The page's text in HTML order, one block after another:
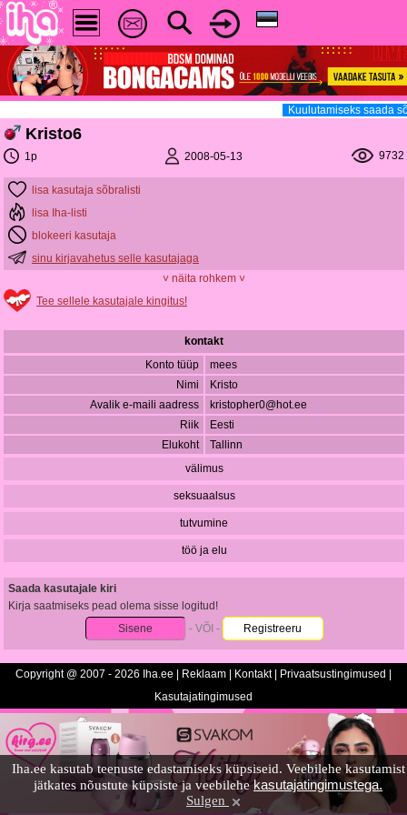
Iha.ee kasutab teenuste edastamiseks küpsiseid. Veebilehe kasutamist
jätkates nõustute küpsiste ja veebilehekasutajatingimustega.
Sulgen
Kuulutamiseks saada
Kristo6
1p 2008-05-13 9732
lisa kasutaja sõbralisti
lisa Iha-listi
blokeeri kasutaja
sinu kirjavahetus selle kasutajaga
˅ näita rohkem ˅
Tee sellele kasutajale kingitus!
kontakt
Konto tüüp
mees
Nimi
Kristo
Avalik e-maili aadress
kristopher0@hot.ee
Riik
Eesti
Elukoht
Tallinn
välimus
seksuaalsus
tutvumine
töö ja elu
Saada kasutajale kiri
Kirja saatmiseks pead olema sisse logitud!
Sisene
- VÕI - Registreeru
Copyright @ 2007 - 2026 Iha.ee | Reklaam Kontakt| Privaatsustingimused
Kasutajatingimused